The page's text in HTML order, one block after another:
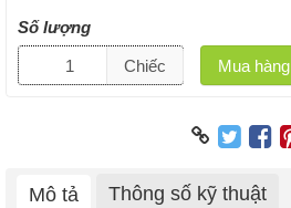
Số lượng
Chiếc Mua hàng
Mô tả Thông số kỹ thuật